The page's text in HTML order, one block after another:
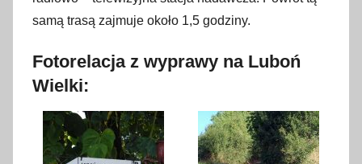
samą trasą zajmuje około 1,5 godziny.
Fotorelacja z wyprawy na Luboń
Wielki: